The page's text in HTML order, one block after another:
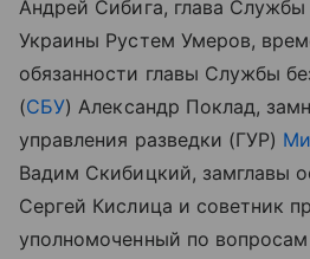
Андрей Сибига, глава
Украины Рустем Умеров,
обязанности главы Службы
(СБУ) Александр Поклад,
управления разведки (ГУР)
Вадим Скибицкий, замглавы
Сергей Кислица и советник
уполномоченный по